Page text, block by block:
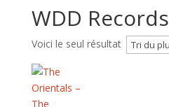
WDD Records
Voici le seul résultat